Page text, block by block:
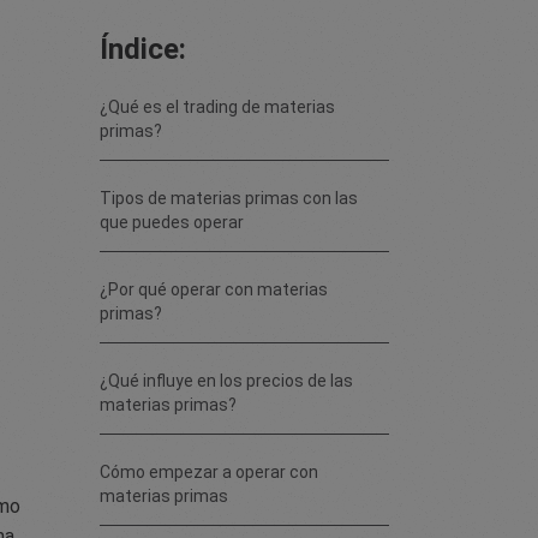
Índice:
¿Qué es el trading de materias
primas?
Tipos de materias primas con las
que puedes operar
¿Por qué operar con materias
primas?
¿Qué influye en los precios de las
materias primas?
Cómo empezar a operar con
materias primas